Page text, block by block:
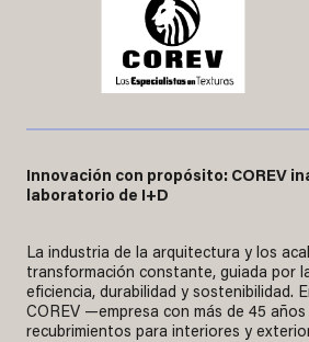
Innovación con propósito: COREV
laboratorio de I+D
La industria de la arquitectura y los
transformación constante, guiada por
eficiencia, durabilidad y sostenibilidad.
COREV —empresa con más de 45
recubrimientos para interiores y